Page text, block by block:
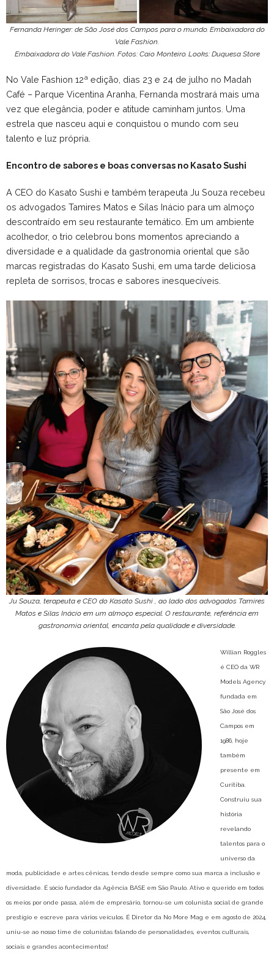
Fernanda Heringer: de São José dos Campos para o mundo. Embaixadora do
Vale Fashion.
Embaixadora do Vale Fashion. Fotos: Caio Monteiro. Looks: Duquesa Store
No Vale Fashion 12ª edição, dias 23 e 24 de julho no Madah
Café – Parque Vicentina Aranha, Fernanda mostrará mais uma
vez que elegância, poder e atitude caminham juntos. Uma
estrela que nasceu aqui e conquistou o mundo com seu
talento e luz própria.
Encontro de sabores e boas conversas no Kasato Sushi
A CEO do Kasato Sushi e também terapeuta Ju Souza recebeu
os advogados Tamires Matos e Silas Inácio para um almoço
descontraído em seu restaurante temático. Em um ambiente
acolhedor, o trio celebrou bons momentos apreciando a
diversidade e a qualidade da gastronomia oriental que são
marcas registradas do Kasato Sushi, em uma tarde deliciosa
repleta de sorrisos, trocas e sabores inesquecíveis.
Ju Souza, terapeuta e CEO do Kasato Sushi , ao lado dos advogados Tamires
Matos e Silas Inácio em um almoço especial. O restaurante, referência em
gastronomia oriental, encanta pela qualidade e diversidade.
Willian Roggles
é CEO da WR
Models Agency
fundada em
São José dos
Campos em
1986, hoje
também
presente em
Curitiba.
Construiu sua
história
revelando
talentos para o
universo da
moda, publicidade e artes cênicas, tendo desde sempre como sua marca a inclusão e
diversidade. É sócio fundador da Agência BASE em São Paulo. Ativo e querido em todos
os meios por onde passa, além de empresário, tornou-se um colunista social de grande
prestígio e escreve para vários veículos. É Diretor da No More Mag e em agosto de 2024,
uniu-se ao nosso time de colunistas falando de personalidades, eventos culturais,
sociais e grandes acontecimentos!